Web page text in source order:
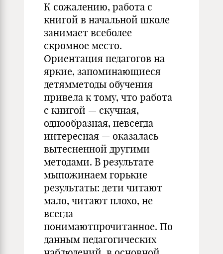
К сожалению, работа с
книгой в начальной школе
занимает всеболее
скромное место.
Ориентация педагогов на
яркие, запоминающиеся
детямметоды обучения
привела к тому, что работа
с книгой — скучная,
однообразная, невсегда
интересная — оказалась
вытесненной другими
методами. В результате
мыпожинаем горькие
результаты: дети читают
мало, читают плохо, не
всегда
понимаютпрочитанное. По
данным педагогических